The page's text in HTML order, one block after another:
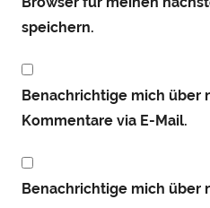
speichern.
Benachrichtige mich über
Kommentare via E-Mail.
Benachrichtige mich über